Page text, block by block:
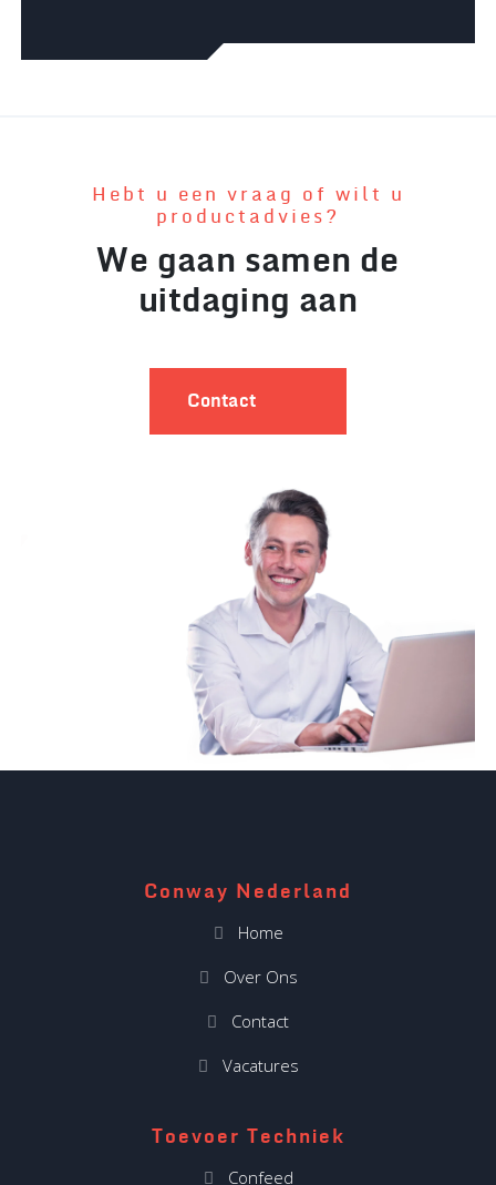
Hebt u een vraag of wilt u
productadvies?
We gaan samen de
uitdaging aan
Contact
Conway Nederland
Home
Over Ons
Contact
Vacatures
Toevoer Techniek
Confeed